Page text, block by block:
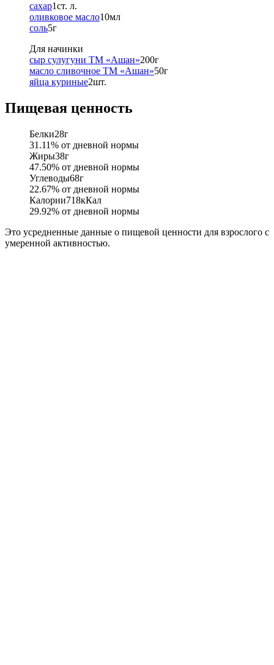
сахар1ст. л.
оливковое масло10мл
соль5г
Для начинки
сыр сулугуни ТМ «Ашан»200г
масло сливочное ТМ «Ашан»50г
яйца куриные2шт.
Пищевая ценность
Белки28г
31.11% от дневной нормы
Жиры38г
47.50% от дневной нормы
Углеводы68г
22.67% от дневной нормы
Калории718кКал
29.92% от дневной нормы
Это усредненные данные о пищевой ценности для взрослого с
умеренной активностью.